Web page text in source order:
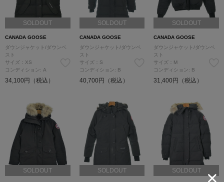
SOLDOUT
CANADA GOOSE
ダウンジャケット/ダウンベ
スト
サイズ：XS
コンディション: A
34,100円（税込）
SOLDOUT
CANADA GOOSE
ダウンジャケット/ダウンベ
スト
サイズ：S
コンディション: B
40,700円（税込）
SOLDOUT
CANADA GOOSE
ダウンジャケット/ダウンベ
スト
サイズ：M
コンディション: B
31,400円（税込）
SOLDOUT SOLDOUT SOLDOUT